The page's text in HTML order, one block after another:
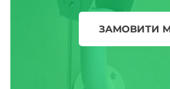
ЗАМОВИТИ